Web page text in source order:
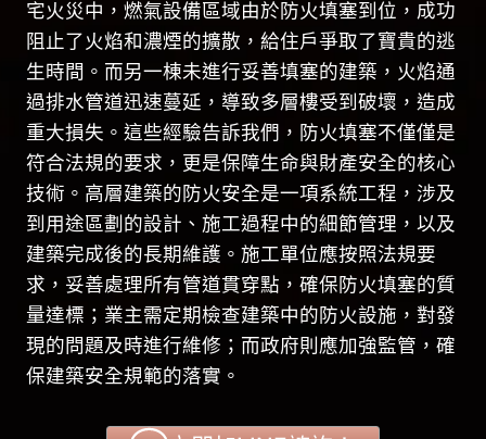
宅火災中，燃氣設備區域由於防火填塞到位，成功
阻止了火焰和濃煙的擴散，給住戶爭取了寶貴的逃
生時間。而另一棟未進行妥善填塞的建築，火焰通
過排水管道迅速蔓延，導致多層樓受到破壞，造成
重大損失。這些經驗告訴我們，防火填塞不僅僅是
符合法規的要求，更是保障生命與財產安全的核心
技術。高層建築的防火安全是一項系統工程，涉及
到用途區劃的設計、施工過程中的細節管理，以及
建築完成後的長期維護。施工單位應按照法規要
求，妥善處理所有管道貫穿點，確保防火填塞的質
量達標；業主需定期檢查建築中的防火設施，對發
現的問題及時進行維修；而政府則應加強監管，確
保建築安全規範的落實。